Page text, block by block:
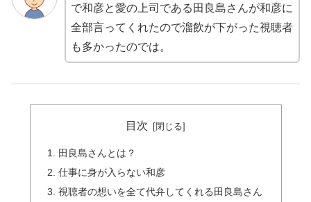
で和彦と愛の上司である田良島さんが和彦に
全部言ってくれたので溜飲が下がった視聴者
も多かったのでは。
目次
田良島さんとは？
仕事に身が入らない和彦
視聴者の想いを全て代弁してくれる田良島さん